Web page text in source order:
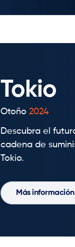
Tokio
Otoño 2024
Descubra el
cadena de
Tokio.
Más información